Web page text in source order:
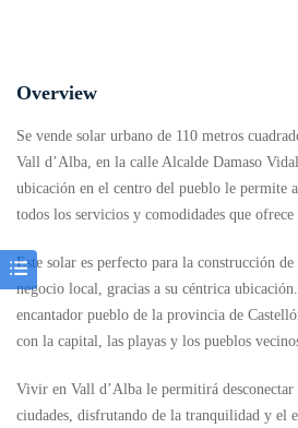
Overview
Se vende solar urbano de 110 metros
Vall d’Alba, en la calle Alcalde Damaso
ubicación en el centro del pueblo le permite
todos los servicios y comodidades que
Este solar es perfecto para la construcción
negocio local, gracias a su céntrica
encantador pueblo de la provincia de
con la capital, las playas y los pueblos
Vivir en Vall d’Alba le permitirá desconectar
ciudades, disfrutando de la tranquilidad y el